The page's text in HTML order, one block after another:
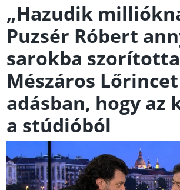
„Hazudik
Puzsér Róbert
sarokba szorította
Mészáros
adásban, hogy az
a stúdióból